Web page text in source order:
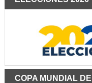
COPA MUNDIAL